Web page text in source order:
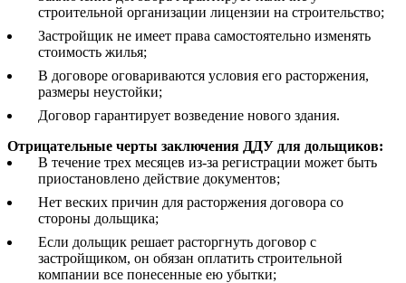
строительной организации лицензии на строительство;
Застройщик не имеет права самостоятельно изменять
стоимость жилья;
В договоре оговариваются условия его расторжения,
размеры неустойки;
Договор гарантирует возведение нового здания.
Отрицательные черты заключения ДДУ для дольщиков:
В течение трех месяцев из-за регистрации может быть
приостановлено действие документов;
Нет веских причин для расторжения договора со
стороны дольщика;
Если дольщик решает расторгнуть договор с
застройщиком, он обязан оплатить строительной
компании все понесенные ею убытки;